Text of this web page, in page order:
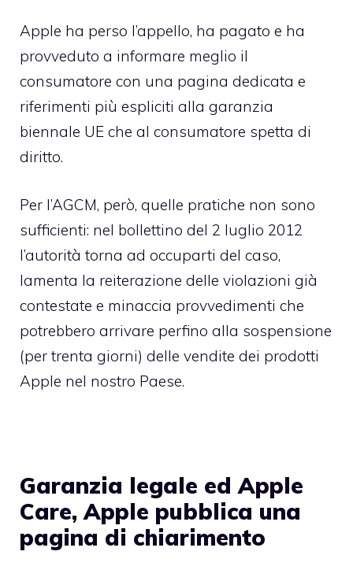
Apple ha perso l’appello, ha pagato e ha
provveduto a informare meglio il
consumatore con una pagina dedicata e
riferimenti più espliciti alla garanzia
biennale UE che al consumatore spetta di
diritto.
Per l’AGCM, però, quelle pratiche non sono
sufficienti: nel bollettino del 2 luglio 2012
l’autorità torna ad occuparti del caso,
lamenta la reiterazione delle violazioni già
contestate e minaccia provvedimenti che
potrebbero arrivare perfino alla sospensione
(per trenta giorni) delle vendite dei prodotti
Apple nel nostro Paese.
Garanzia legale ed Apple
Care, Apple pubblica una
pagina di chiarimento